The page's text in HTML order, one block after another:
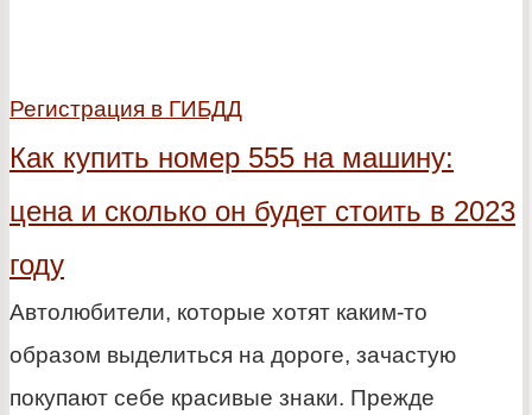
Регистрация в ГИБДД
Как купить номер 555 на машину:
цена и сколько он будет стоить в 2023
году
Автолюбители, которые хотят каким-то
образом выделиться на дороге, зачастую
покупают себе красивые знаки. Прежде